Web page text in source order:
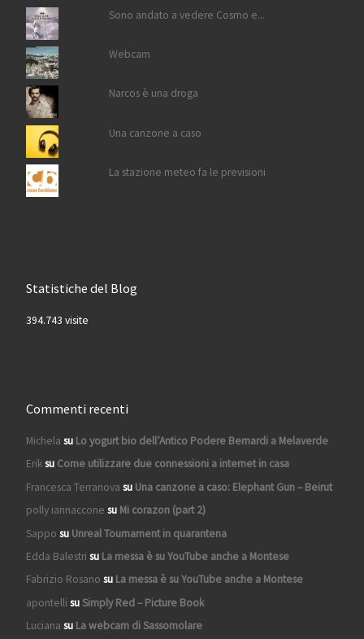
Sono andato a vedere Cosmo e...
Webcam
Narcos è una droga
Una canzone a caso
La stazione meteo fa le previsioni
Statistiche del Blog
394.743 visite
Commenti recenti
Michela su Lo yogurt bio dell’Antico Podere Bernardi a Melaverde
Eriksu Come utilizzare due connessioni a internet in casa
Francesca Terranova su Una canzone a caso: Elephant Gun – Beirut
polly iannaccone su Mi corazon (part 2)
Sappo su Unreal Tournament in quarantena
Edda Balestri su La messa è su YouTube anche a Montese
Fabrizio Rosano su La messa è su YouTube anche a Montese
apontelli suSimply Red – Picture Book
Luciana su La webcam di Sassomolare